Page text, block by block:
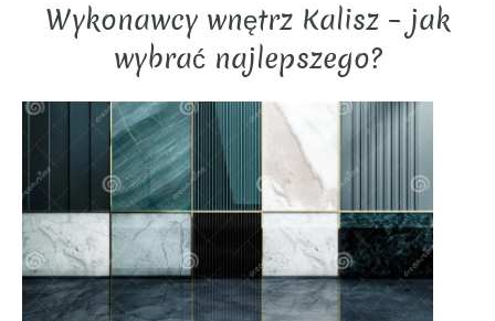
Wykonawcy wnętrz Kalisz – jak
wybrać najlepszego?